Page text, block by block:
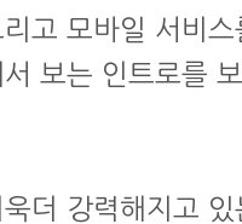
리고 모바일 서비
서 보는 인트로를
욱더 강력해지고